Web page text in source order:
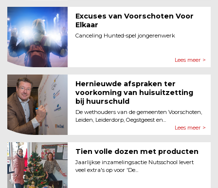
Excuses van Voorschoten Voor
Elkaar
Canceling Hunted-spel jongerenwerk
Lees meer >
Hernieuwde afspraken ter
voorkoming van huisuitzetting
bij huurschuld
De wethouders van de gemeenten Voorschoten,
Leiden, Leiderdorp, Oegstgeest en...
Lees meer >
Tien volle dozen met producten
Jaarlijkse inzamelingsactie Nutsschool levert
veel extra's op voor 'De...